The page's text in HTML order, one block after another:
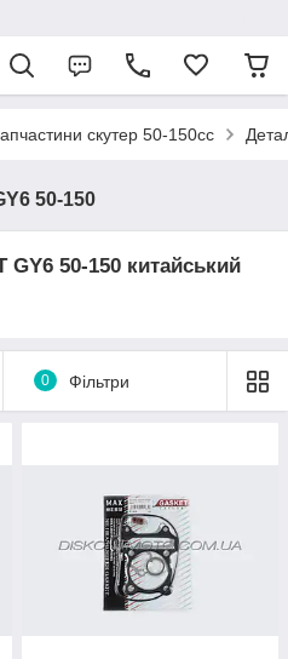
скутер 50-150cc
50-150
50-150 китайський
0 Фільтри